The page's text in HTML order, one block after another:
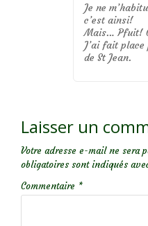
Je ne
c’est ainsi!
Mais… Pfuit!
J’ai fait
de St Jean.
Laisser un
Votre adresse e-mail ne sera
obligatoires sont indiqués
Commentaire *